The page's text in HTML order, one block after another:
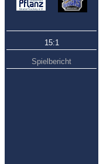
15:1
Spielbericht